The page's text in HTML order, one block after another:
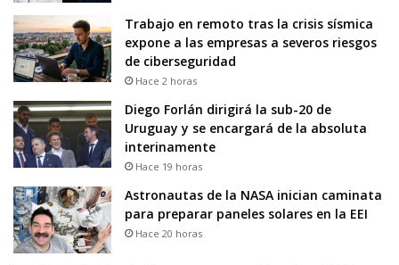
Trabajo en remoto tras la crisis sísmica
expone a las empresas a severos riesgos
de ciberseguridad
Hace 2 horas
Diego Forlán dirigirá la sub-20 de
Uruguay y se encargará de la absoluta
interinamente
Hace 19 horas
Astronautas de la NASA inician caminata
para preparar paneles solares en la EEI
Hace 20 horas